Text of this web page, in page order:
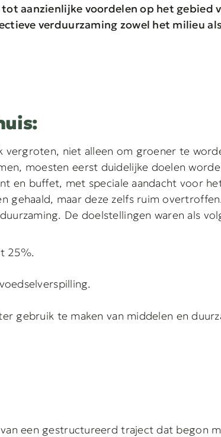
aanzienlijke voordelen op het gebied
verduurzaming zowel het milieu
vergroten, niet alleen om groener te
moesten eerst duidelijke doelen
en buffet, met speciale aandacht voor
gehaald, maar deze zelfs ruim
De doelstellingen waren als
25%.
gebruik te maken van middelen en
een gestructureerd traject dat begon